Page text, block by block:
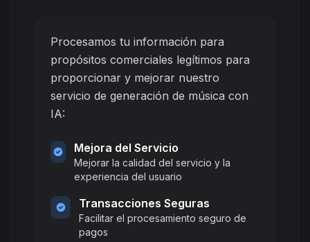
Procesamos tu información para
propósitos comerciales legítimos para
proporcionar y mejorar nuestro
servicio de generación de música con
IA:
Mejora del Servicio
Mejorar la calidad del servicio y la
experiencia del usuario
Transacciones Seguras
Facilitar el procesamiento seguro de
pagos